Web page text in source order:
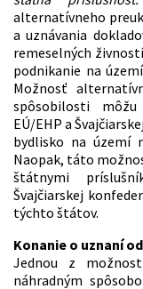
alternatívneho
a uznávania
remeselných
podnikanie na
Možnosť
spôsobilosti
EÚ/EHP a
bydlisko na území
Naopak, táto
štátnymi
Švajčiarskej
týchto štátov.
Konanie o uznaní
Jednou z
náhradným